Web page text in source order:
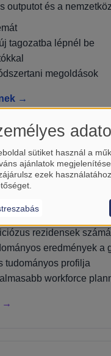
outputot és a
tagozatba lépnél be
megoldások
→
segít tehetségeket
rezidensek
eredmények a
tudományos profilja
workforce
→
sütiket használ a
ajánlatok
ezek